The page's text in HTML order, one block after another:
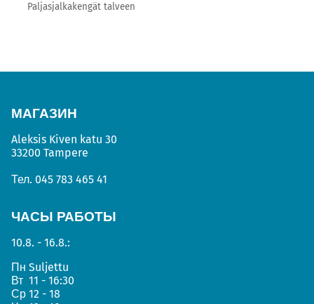
Paljasjalkakengät talveen
МАГАЗИН
Aleksis Kiven katu 30
33200 Tampere
Тел. 045 783 465 41
ЧАСЫ РАБОТЫ
10.8. - 16.8.:
Пн Suljettu
Вт 11 - 16:30
Ср 12 - 18